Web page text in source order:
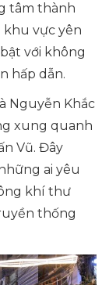
tâm thành
khu vực yên
với không
hấp dẫn.
Nguyễn Khắc
xung quanh
Vũ. Đây
ai yêu
khí thư
thống